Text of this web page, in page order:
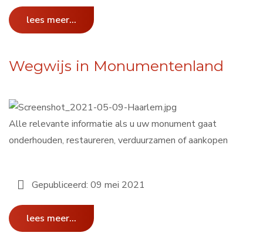
lees meer...
Wegwijs in Monumentenland
Alle relevante informatie als u uw monument gaat
onderhouden, restaureren, verduurzamen of aankopen
Gepubliceerd: 09 mei 2021
lees meer...